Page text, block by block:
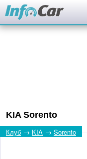
KIA Sorento
Клуб → KIA → Sorento